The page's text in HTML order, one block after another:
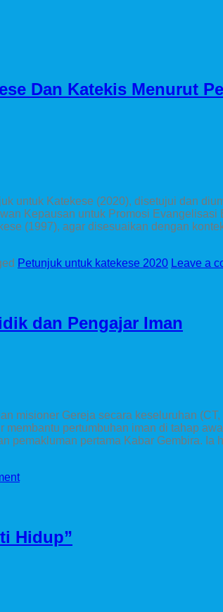
Dan Katekis Menurut
untuk Katekese (2020), disetujui dan
Kepausan untuk Promosi
(1997), agar disesuaikan dengan
Petunjuk untuk katekese 2020 Leave a
dan Pengajar Iman
misioner Gereja secara keseluruhan
pertumbuhan iman di tahap
pemakluman pertama Kabar Gembira. Ia
Hidup”